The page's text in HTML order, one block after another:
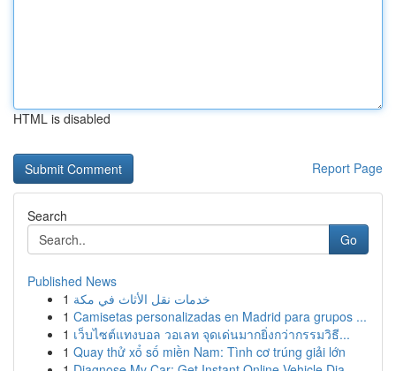
HTML is disabled
Report Page
Search
Go
Published News
1 خدمات نقل الأثاث في مكة
1 Camisetas personalizadas en Madrid para grupos ...
1 เว็บไซต์แทงบอล วอเลท จุดเด่นมากยิ่งกว่ากรรมวิธี...
1 Quay thử xổ số miền Nam: Tình cơ trúng giải lớn